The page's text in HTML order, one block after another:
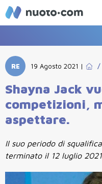
RE 19 Agosto 2021 | /
Shayna Jack
competizioni,
aspettare.
Il suo periodo di
terminato il 12 luglio